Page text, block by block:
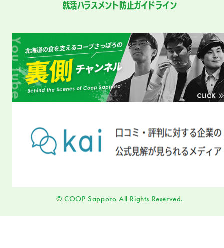
就活ハラスメント防止ガイドライン
© COOP Sapporo All Rights Reserved.